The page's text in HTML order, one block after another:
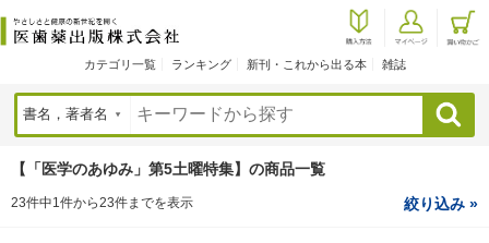
カテゴリ一覧 ランキング 新刊・これから出る本 雑誌
検索
【「医学のあゆみ」第5土曜特集】の商品一覧
23件中1件から23件までを表示 絞り込み »